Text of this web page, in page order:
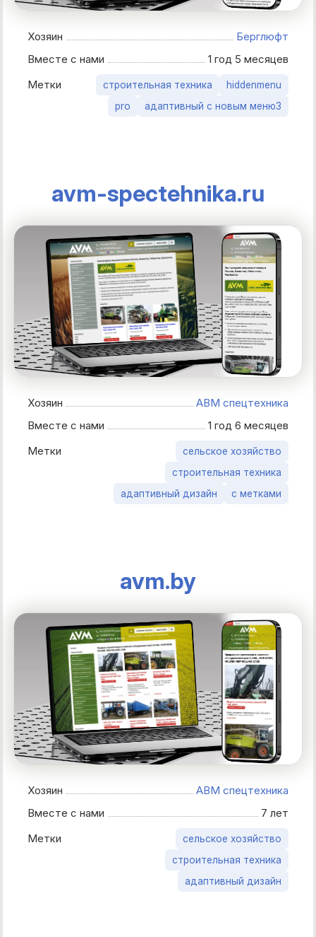
Хозяин
Берглюфт
Вместе с нами
1 год 5 месяцев
Метки
строительная техника
hiddenmenu
pro
адаптивный с новым меню3
avm-spectehnika.ru
Хозяин
АВМ спецтехника
Вместе с нами
1 год 6 месяцев
Метки
сельское хозяйство
строительная техника
адаптивный дизайн
с метками
avm.by
Хозяин
АВМ спецтехника
Вместе с нами
7 лет
Метки
сельское хозяйство
строительная техника
адаптивный дизайн